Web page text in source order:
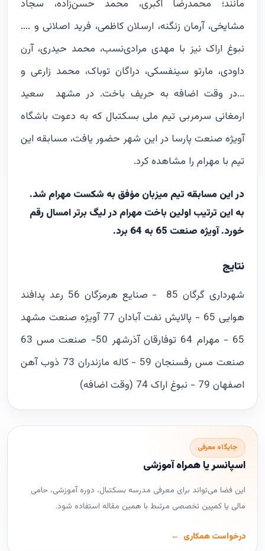
مانند؛ محمدرضا اکبری، محمد حسن‌زاده، سجاد
مشایخی، آرمان زنگنه، ارسلان کاظمی، فرید اصلانی و ....
نبوغ اراک نیز با مهدی مرادی‌نسب، محمد حیدری، آرن
داودی، مارتو سینفسکی، دراگان توباک، محمد زارعی و
...در وقت اضافه به حریف باخت. در مشهد سعید
ارمغانی سرمربی تیم ملی بسکتبال که به دعوت باشگاه
آویژه صنعت پارسا در این شهر حضور یافت، مسابقه این
تیم با مهرام را مشاهده کرد.
در این مسابقه تیم میزبان مؤفق به شکست مهرام شد.
به این ترتیب اولین باخت مهرام در لیگ برتر امسال رقم
خورد. آویژه صنعت 65 به 64 برد.
نتایج
شهرداری گرگان 85 - صنایع هرمزگان 56 رعد پدافند
هوایی 65 - پالایش نفت آبادان 77 آویژه صنعت مشهد
65 - مهرام 64 توفارقان آذرشهر 50- صنعت مس 63
صنعت مس رفسنجان 59 - کاله مازندران 73 ذوب آهن
اصفهان 79 - نبوغ اراک 74 (وقت اضافه)
جایگاه معرفی
اسپانسر یا همراه آموزشی
این فضا می‌تواند برای معرفی مدرسه بسکتبال، دوره آموزشی، حامی
مالی یا کمپین تخصصی مرتبط با همین مقاله استفاده شود.
درخواست همکاری